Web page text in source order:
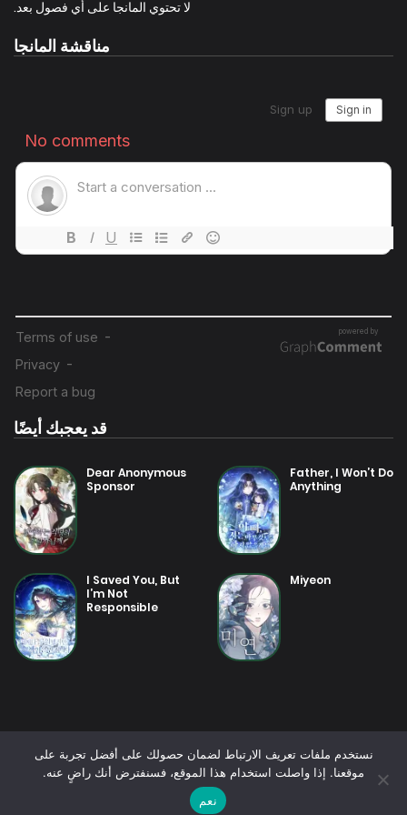
مترفة، يتعاونّ فيها ويتبادلن المنافع، ويعشن في لهو وراحة.
“عشرون مليار وون (نحو عشرين مليون دولار). من تحتل المرتبة الأولى
ستنال هذا المبلغ في حياتها الواقعية.”
فتردّ إحداهن بثقة:
“أتظنّ أن هذا المبلغ قادر على زعزعة صداقتنا؟ نحن أوفى من أن نُباع بثمن!”
لكن الإعلان لا يتوقف عند هذا الحد…
سباقٌ للفوز بالثروة، والبطولة، وربما… الحب!
إنه صراعٌ بين مئة آنسة نبيلة، في عالمٍ لا يخلو من الرومانسية، والكوميديا،
والمفاجآت!
لا تحتوي المانجا على أي فصول بعد.
مناقشة المانجا
قد يعجبك أيضًا
Father, I Won’t Do
Anything
Dear Anonymous
Sponsor
Miyeon
I Saved You, But
I’m Not
Responsible
© 2025 - جميع الحقوق محفوظة - اقرأ المانجا بسرعة
نستخدم ملفات تعريف الارتباط لضمان حصولك على أفضل تجربة على
موقعنا. إذا واصلت استخدام هذا الموقع، فسنفترض أنك راضٍ عنه.
نعم